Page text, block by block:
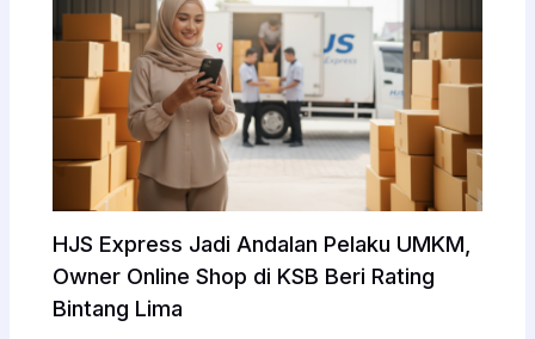
HJS Express Jadi Andalan Pelaku UMKM,
Owner Online Shop di KSB Beri Rating
Bintang Lima